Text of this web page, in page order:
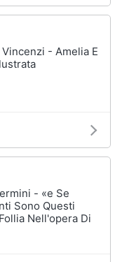
Vincenzi - Amelia E
- «e Se
Sono Questi
Nell'opera Di